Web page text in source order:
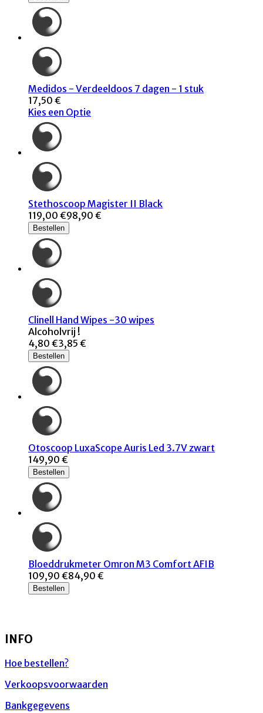
Medidos - Verdeeldoos 7 dagen - 1 stuk
17,50 €
Kies een Optie
Stethoscoop Magister II Black
119,00 €98,90 €
Bestellen
Clinell Hand Wipes -30 wipes
Alcoholvrij !
4,80 €3,85 €
Bestellen
Otoscoop LuxaScope Auris Led 3.7V zwart
149,90 €
Bestellen
Bloeddrukmeter Omron M3 Comfort AFIB
109,90 €84,90 €
Bestellen
INFO
Hoe bestellen?
Verkoopsvoorwaarden
Bankgegevens